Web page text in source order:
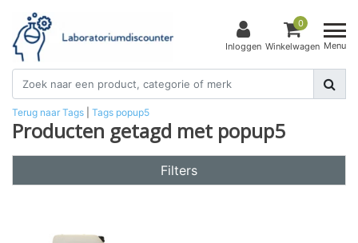
Inloggen
0
Winkelwagen Menu
Terug naar Tags Tags popup5
Producten getagd met popup5
Filters